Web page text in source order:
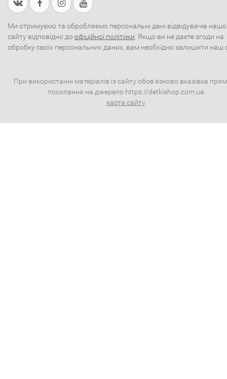
Ми отримуємо та обробляємо персональні дані відвідувачів
сайту відповідно до офіційної політики . Якщо ви не даєте згоди на
обробку своїх персональних даних, вам необхідно залишити наш
При використанні матеріалів із сайту обов'язково вказівка
посилання на джерело https://detkishop.com.ua
карта сайту